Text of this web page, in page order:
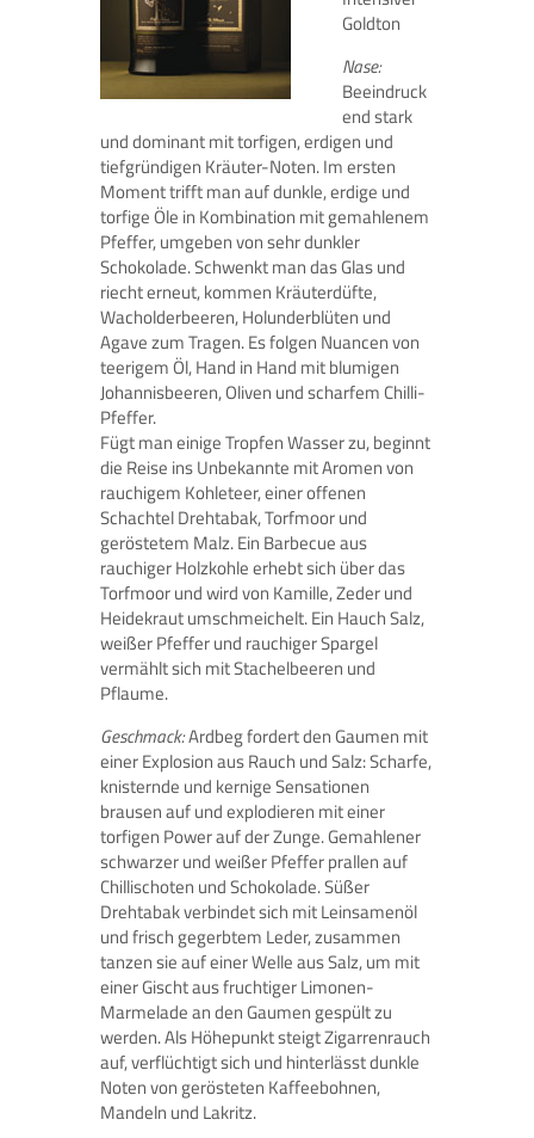
Goldton
Nase:
Beeindruck
end stark
und dominant mit torfigen, erdigen und
tiefgründigen Kräuter-Noten. Im ersten
Moment trifft man auf dunkle, erdige und
torfige Öle in Kombination mit gemahlenem
Pfeffer, umgeben von sehr dunkler
Schokolade. Schwenkt man das Glas und
riecht erneut, kommen Kräuterdüfte,
Wacholderbeeren, Holunderblüten und
Agave zum Tragen. Es folgen Nuancen von
teerigem Öl, Hand in Hand mit blumigen
Johannisbeeren, Oliven und scharfem Chilli-
Pfeffer.
Fügt man einige Tropfen Wasser zu, beginnt
die Reise ins Unbekannte mit Aromen von
rauchigem Kohleteer, einer offenen
Schachtel Drehtabak, Torfmoor und
geröstetem Malz. Ein Barbecue aus
rauchiger Holzkohle erhebt sich über das
Torfmoor und wird von Kamille, Zeder und
Heidekraut umschmeichelt. Ein Hauch Salz,
weißer Pfeffer und rauchiger Spargel
vermählt sich mit Stachelbeeren und
Pflaume.
Geschmack:Ardbeg fordert den Gaumen mit
einer Explosion aus Rauch und Salz: Scharfe,
knisternde und kernige Sensationen
brausen auf und explodieren mit einer
torfigen Power auf der Zunge. Gemahlener
schwarzer und weißer Pfeffer prallen auf
Chillischoten und Schokolade. Süßer
Drehtabak verbindet sich mit Leinsamenöl
und frisch gegerbtem Leder, zusammen
tanzen sie auf einer Welle aus Salz, um mit
einer Gischt aus fruchtiger Limonen-
Marmelade an den Gaumen gespült zu
werden. Als Höhepunkt steigt Zigarrenrauch
auf, verflüchtigt sich und hinterlässt dunkle
Noten von gerösteten Kaffeebohnen,
Mandeln und Lakritz.